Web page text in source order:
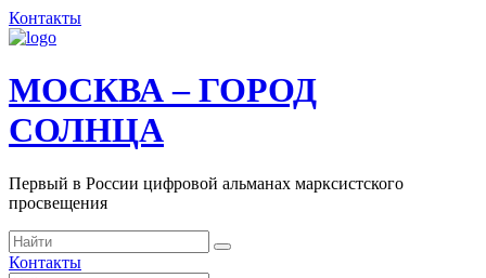
Контакты
МОСКВА – ГОРОД
СОЛНЦА
Первый в России цифровой альманах марксистского
просвещения
Контакты